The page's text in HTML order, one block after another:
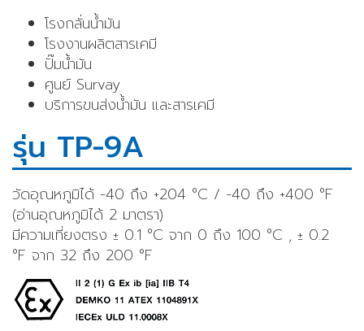
โรงกลั่นน้ำมัน
โรงงานผลิตสารเคมี
ปั๊มน้ำมัน
ศูนย์ Survay
บริการขนส่งน้ำมัน และสารเคมี
รุ่น TP-9A
วัดอุณหภูมิได้ -40 ถึง +204 °C / -40 ถึง +400 °F
(อ่านอุณหภูมิได้ 2 มาตรา)
มีความเที่ยงตรง ± 0.1 °C จาก 0 ถึง 100 °C , ± 0.2
°F จาก 32 ถึง 200 °F